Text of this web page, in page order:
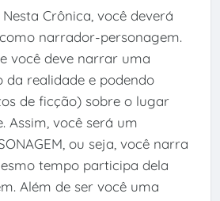
Crônica, você deverá
narrador-personagem.
você deve narrar uma
realidade e podendo
de ficção) sobre o lugar
Assim, você será um
ou seja, você narra
tempo participa dela
Além de ser você uma